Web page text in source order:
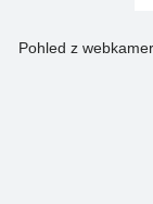
Pohled z